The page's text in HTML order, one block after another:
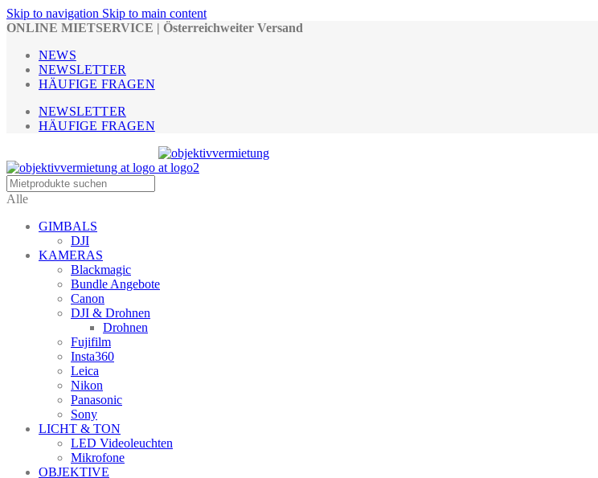
Skip to navigation Skip to main content
ONLINE MIETSERVICE | Österreichweiter Versand
NEWS
NEWSLETTER
HÄUFIGE FRAGEN
NEWSLETTER
HÄUFIGE FRAGEN
Alle
GIMBALS
DJI
KAMERAS
Blackmagic
Bundle Angebote
Canon
DJI & Drohnen
Drohnen
Fujifilm
Insta360
Leica
Nikon
Panasonic
Sony
LICHT & TON
LED Videoleuchten
Mikrofone
OBJEKTIVE